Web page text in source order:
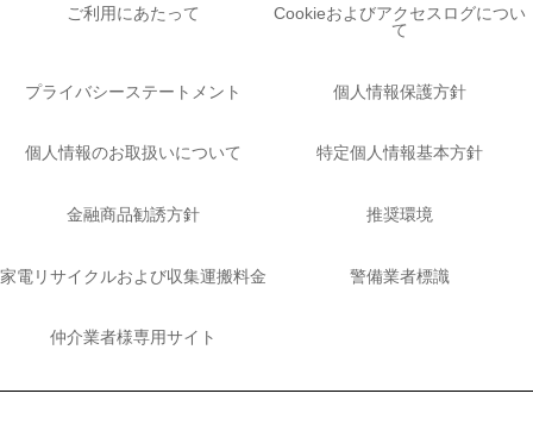
ご利用にあたって
Cookieおよびアクセスログについ
て
プライバシーステートメント 個人情報保護方針
個人情報のお取扱いについて 特定個人情報基本方針
金融商品勧誘方針 推奨環境
家電リサイクルおよび収集運搬料金 警備業者標識
仲介業者様専用サイト